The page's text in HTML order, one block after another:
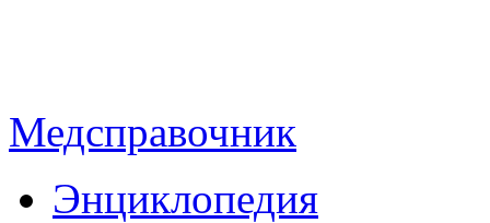
Медсправочник
Энциклопедия